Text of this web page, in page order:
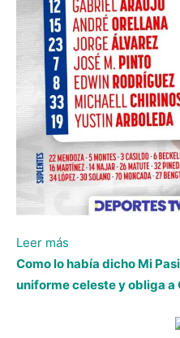
Leer más
Olimpia
derrota
Como lo había dicho Mi
uniforme celeste y obliga a